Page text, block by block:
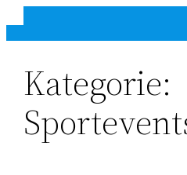
Inhalt
Kategorie: